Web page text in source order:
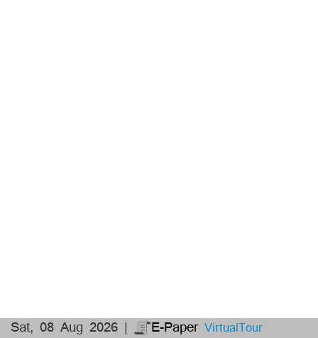
Sat, 08 Aug 2026 | E-Paper VirtualTour